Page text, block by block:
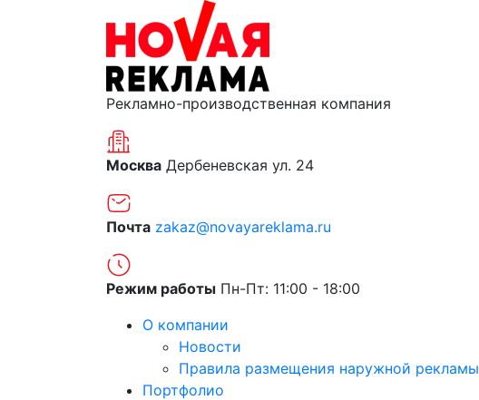
Рекламно-производственная компания
Москва Дербеневская ул. 24
Почта zakaz@novayareklama.ru
Режим работы Пн-Пт: 11:00 - 18:00
О компании
Новости
Правила размещения наружной рекламы
Портфолио